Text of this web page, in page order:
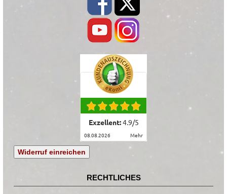
Exzellent:4.9/5
08.08.2026 mehr
Widerruf einreichen
RECHTLICHES